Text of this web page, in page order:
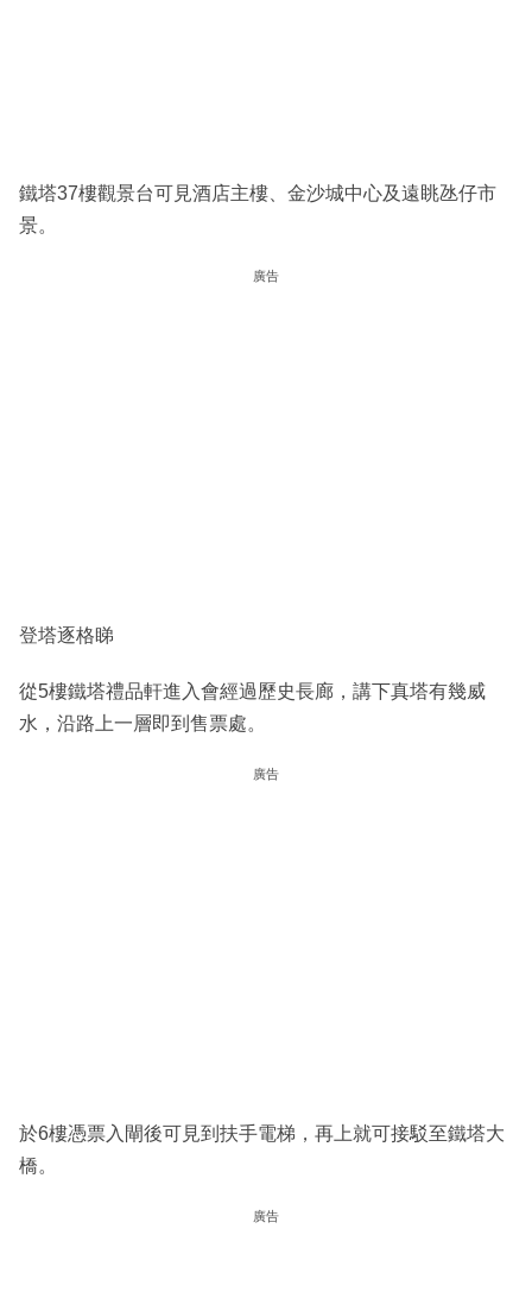
鐵塔37樓觀景台可見酒店主樓、金沙城中心及遠眺氹仔市
景。
廣告
登塔逐格睇
從5樓鐵塔禮品軒進入會經過歷史長廊，講下真塔有幾威
水，沿路上一層即到售票處。
廣告
於6樓憑票入閘後可見到扶手電梯，再上就可接駁至鐵塔大
橋。
廣告